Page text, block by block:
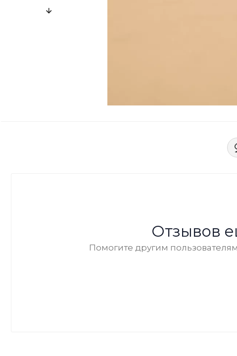
Отзывов
Помогите другим